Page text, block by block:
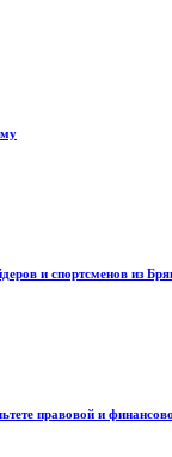
и спортсменов из
правовой и